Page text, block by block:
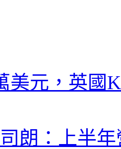
美元，英國
朗：上半